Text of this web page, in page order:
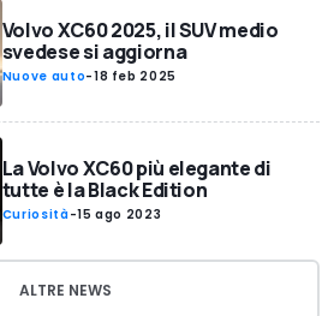
Volvo XC60 2025, il SUV medio
svedese si aggiorna
Nuove auto-18 feb 2025
La Volvo XC60 più elegante di
tutte è la Black Edition
Curiosità-15 ago 2023
ALTRE NEWS